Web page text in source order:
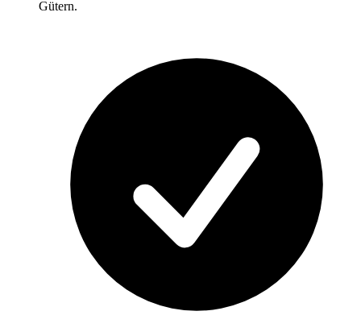
Gütern.